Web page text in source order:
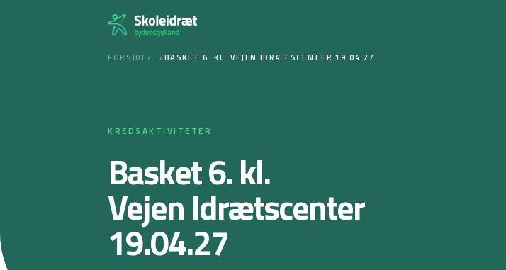
FORSIDE/…/BASKET 6. KL. VEJEN IDRÆTSCENTER 19.04.27
KREDSAKTIVITETER
Basket 6. kl.
Vejen Idrætscenter
19.04.27